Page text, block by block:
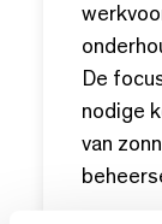
De
nodige
van